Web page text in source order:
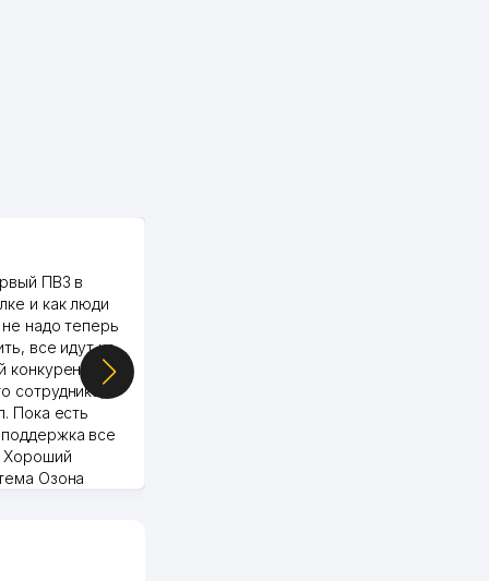
ПВЗ в
и как люди
надо теперь
все идут ко
конкуренции.
сотрудника,
Пока есть
все
Хороший
Озона